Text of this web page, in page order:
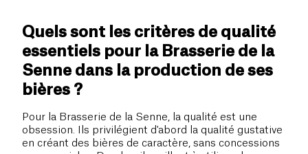
Quels sont les critères de qualité
essentiels pour la Brasserie de la
Senne dans la production de ses
bières ?
Pour la Brasserie de la Senne, la qualité est une
obsession. Ils privilégient d'abord la qualité gustative
en créant des bières de caractère, sans concessions